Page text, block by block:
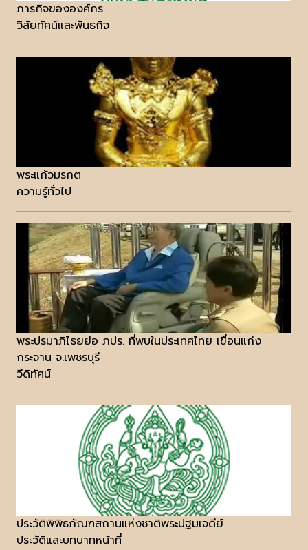
ภารกิจขององค์กร
วิสัยทัศน์และพันธกิจ
พระแก้วมรกต
ความรู้ทั่วไป
พระปรมาภิไธยย่อ ภปร. ที่พบในประเทศไทย เขื่อนแก่ง
กระจาน จ.เพชรบุรี
วีดิทัศน์
ประวัติพิพิธภัณฑสถานแห่งชาติพระปฐมเจดีย์
ประวัติและบทบาทหน้าที่